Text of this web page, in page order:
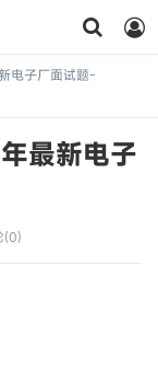
电子厂面试题-
最新电子
(0)